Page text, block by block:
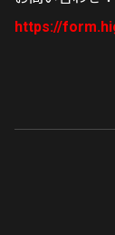
https://